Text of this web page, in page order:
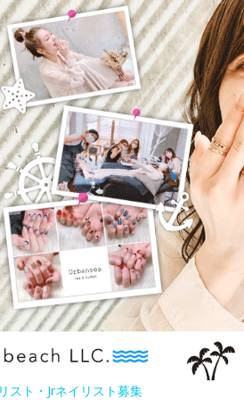
スト・Jrネイリスト募集